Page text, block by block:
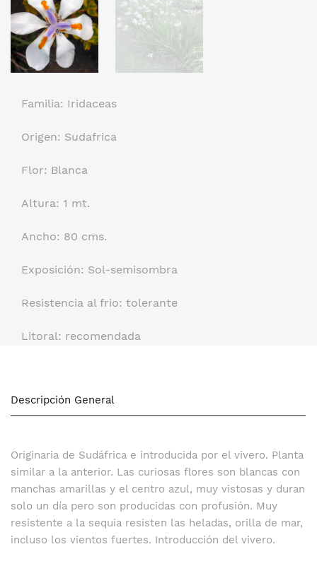
Familia: Iridaceas
Origen: Sudafrica
Flor: Blanca
Altura: 1 mt.
Ancho: 80 cms.
Exposición: Sol-semisombra
Resistencia al frio: tolerante
Litoral: recomendada
Descripción General
Originaria de Sudáfrica e introducida por el vivero. Planta
similar a la anterior. Las curiosas flores son blancas con
manchas amarillas y el centro azul, muy vistosas y duran
solo un día pero son producidas con profusión. Muy
resistente a la sequia resisten las heladas, orilla de mar,
incluso los vientos fuertes. Introducción del vivero.